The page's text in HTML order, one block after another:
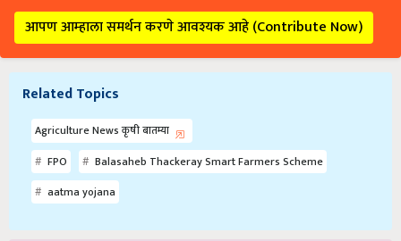
आपण आम्हाला समर्थन करणे आवश्यक आहे (Contribute Now)
Related Topics
Agriculture News कृषी बातम्या
FPO
Balasaheb Thackeray Smart Farmers Scheme
aatma yojana